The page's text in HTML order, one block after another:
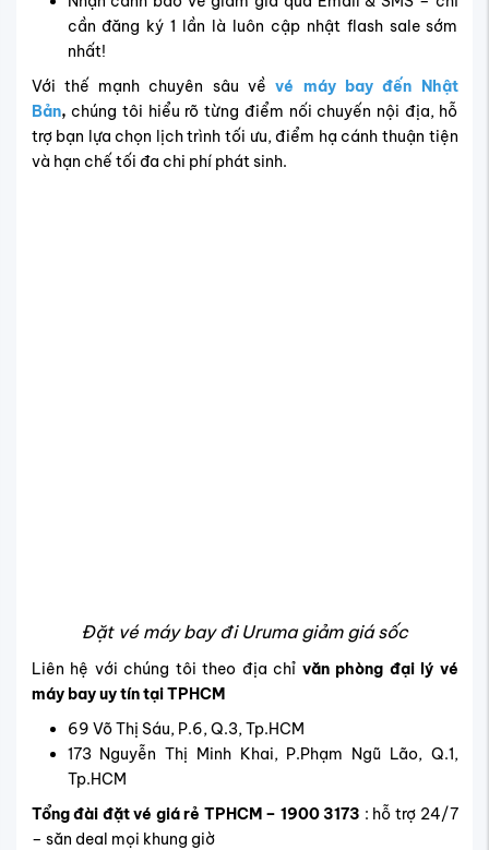
cần đăng ký 1 lần là luôn cập nhật flash sale sớm
nhất!
Với thế mạnh chuyên sâu vềvé máy bay đến Nhật
Bản, chúng tôi hiểu rõ từng điểm nối chuyến nội địa, hỗ
trợ bạn lựa chọn lịch trình tối ưu, điểm hạ cánh thuận tiện
và hạn chế tối đa chi phí phát sinh.
Đặt vé máy bay đi Uruma giảm giá sốc
Liên hệ với chúng tôi theo địa chỉ văn phòng đại lý vé
máy bay uy tín tại TPHCM
69 Võ Thị Sáu, P.6, Q.3, Tp.HCM
173 Nguyễn Thị Minh Khai, P.Phạm Ngũ Lão, Q.1,
Tp.HCM
Tổng đài đặt vé giá rẻ TPHCM – 1900 3173 : hỗ trợ 24/7
– săn deal mọi khung giờ